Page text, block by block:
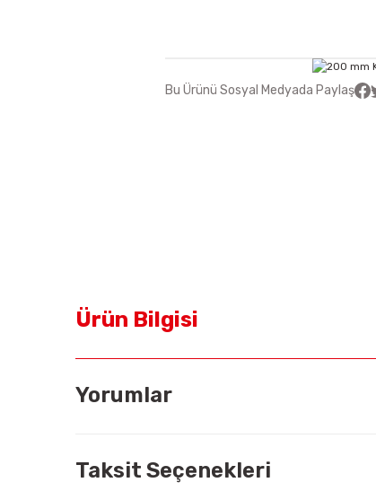
Bu Ürünü Sosyal Medyada Paylaş
Ürün Bilgisi
Yorumlar
Taksit Seçenekleri